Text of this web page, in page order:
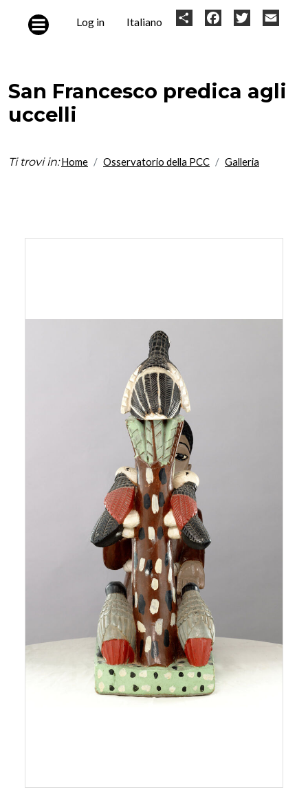
User
Log in Italiano Share FacebookTwitter
San Francesco predica agli
uccelli
Ti trovi in: Home Osservatorio della PCC Galleria